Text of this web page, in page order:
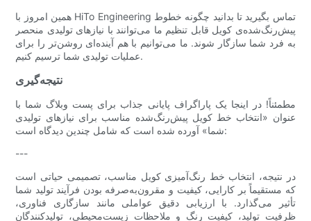
همین امروز با HiTo Engineering تماس بگیرید تا بدانید چگونه خطوط
پیش‌رنگ‌شده‌ی کویل قابل تنظیم ما می‌توانند با نیازهای تولیدی منحصر
به فرد شما سازگار شوند. ما می‌توانیم با هم آینده‌ای روشن‌تر را برای
عملیات تولیدی شما ترسیم کنیم.
نتیجه‌گیری
مطمئناً! در اینجا یک پاراگراف پایانی جذاب برای پست وبلاگ شما با
عنوان «انتخاب خط کویل پیش‌رنگ‌شده مناسب برای نیازهای تولیدی
شما» آورده شده است که شامل چندین دیدگاه است:
---
در نتیجه، انتخاب خط رنگ‌آمیزی کویل مناسب، تصمیمی حیاتی است
که مستقیماً بر کارایی، کیفیت و مقرون‌به‌صرفه بودن فرآیند تولید شما
تأثیر می‌گذارد. با ارزیابی دقیق عواملی مانند سازگاری فناوری،
ظرفیت تولید، کیفیت رنگ و ملاحظات زیست‌محیطی، تولیدکنندگان